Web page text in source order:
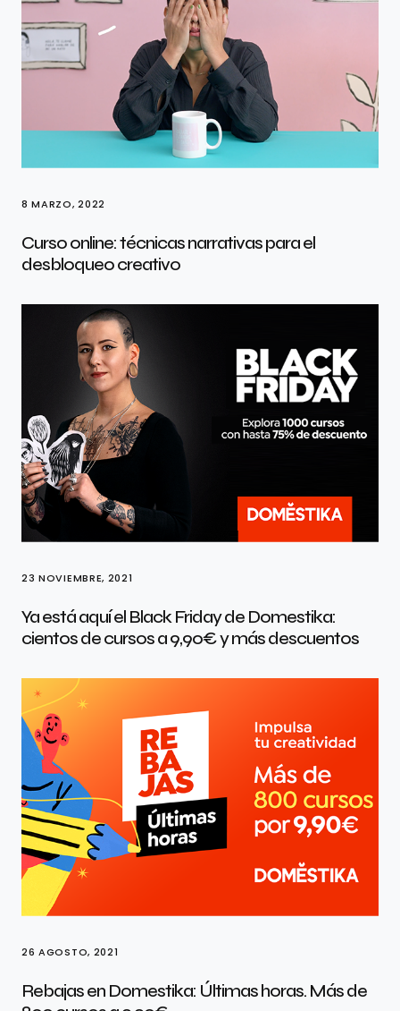
8 MARZO, 2022
Curso online: técnicas narrativas para el
desbloqueo creativo
23 NOVIEMBRE, 2021
Ya está aquí el Black Friday de Domestika:
cientos de cursos a 9,90€ y más descuentos
26 AGOSTO, 2021
Rebajas en Domestika: Últimas horas. Más de